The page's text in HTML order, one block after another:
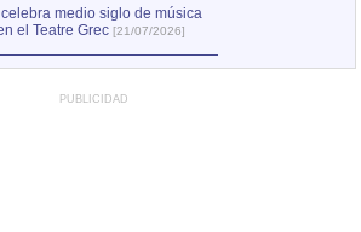
medio siglo de música
el Teatre Grec [21/07/2026]
PUBLICIDAD